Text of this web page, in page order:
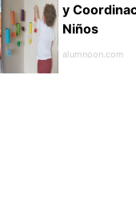
y
Niños
alumnoon.com